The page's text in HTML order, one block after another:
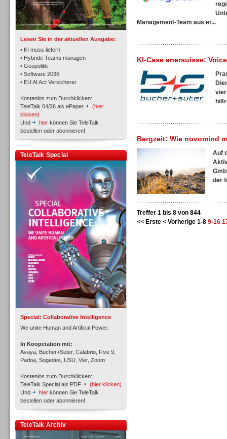
Lesen Sie in der aktuellen Ausgabe:
• KI muss liefern
• Hybride Teams managen
• Geopolitik
• Software 2036
• EU AI Act Versicherer
Kostenlos zum Durchklicken:
TeleTalk 04/26 als ePaper
(hier
klicken)
Und
hier können Sie TeleTalk
bestellen oder abonnieren!
TeleTalk Special
Special: Collaborative Intelligence
We unite Human and Artifical Power.
In Kooperation mit:
Avaya, Bucher+Suter, Calabrio, Five 9,
Parloa, Sogedes, USU, Vier, Zoom
Kostenlos zum Durchklicken:
TeleTalk Special als PDF
(hier klicken)
Und
hier können Sie TeleTalk
bestellen oder abonnieren!
TeleTalk Archiv
TK- und ACD-Systeme
Workforce-Management
Personal
Personal
Inbound
Inbound
Management-Team aus er...
KI-Case enersuisse:
vier
Bergzeit: Wie novomind
Auf
der
Treffer 1 bis 8 von 844
<< Erste < Vorherige 1-8 9-16